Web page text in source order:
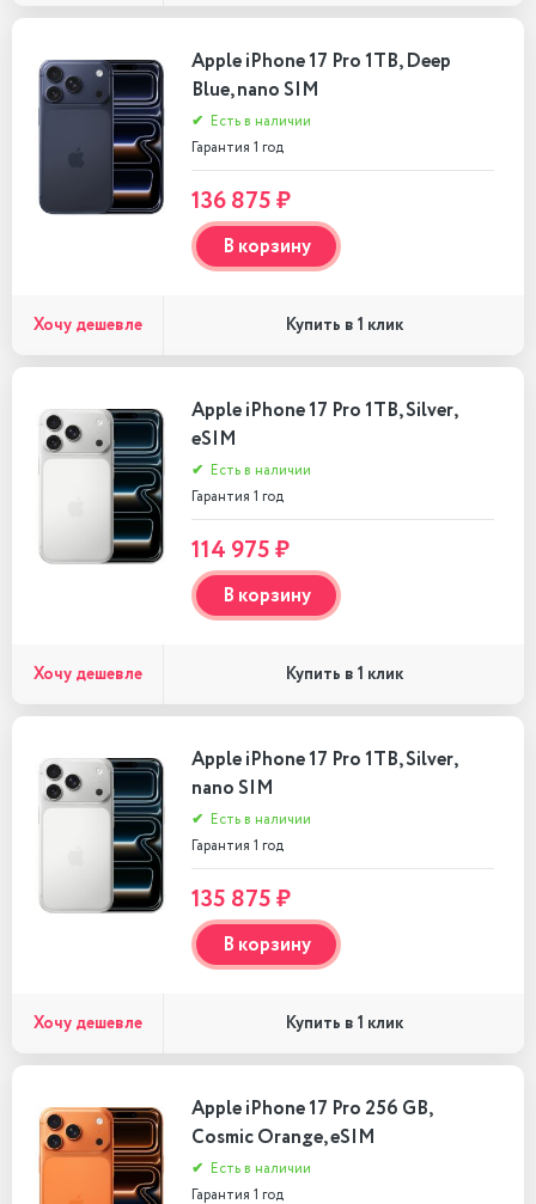
Apple iPhone 17 Pro 1TB, Deep
Blue, nano SIM
✔ Есть в наличии
Гарантия 1 год
136 875 ₽
В корзину
Хочу дешевле Купить в 1 клик
Apple iPhone 17 Pro 1TB, Silver,
eSIM
✔ Есть в наличии
Гарантия 1 год
114 975 ₽
В корзину
Хочу дешевле Купить в 1 клик
Apple iPhone 17 Pro 1TB, Silver,
nano SIM
✔ Есть в наличии
Гарантия 1 год
135 875 ₽
В корзину
Хочу дешевле Купить в 1 клик
Apple iPhone 17 Pro 256 GB,
Cosmic Orange, eSIM
✔ Есть в наличии
Гарантия 1 год